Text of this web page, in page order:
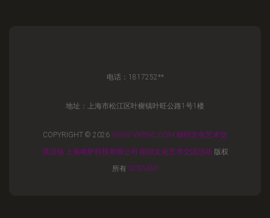
电话：1817252**
地址：上海市松江区叶榭镇叶旺公路1号1楼
COPYRIGHT © 2026 WWW.VXRNC.COM 组织文化艺术交
流活动
上海啥萨科技有限公司 组织文化艺术交流活动 版权
所有 SITEMAP